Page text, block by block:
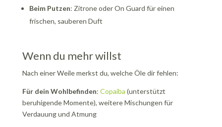
Beim Putzen: Zitrone oder On Guard für einen
frischen, sauberen Duft
Wenn du mehr willst
Nach einer Weile merkst du, welche Öle dir fehlen:
Für dein Wohlbefinden: Copaiba (unterstützt
beruhigende Momente), weitere Mischungen für
Verdauung und Atmung